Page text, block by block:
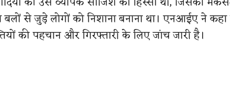
से जुड़े लोगों को निशाना बनाना था। एनआईए ने
की पहचान और गिरफ्तारी के लिए जांच जारी है।